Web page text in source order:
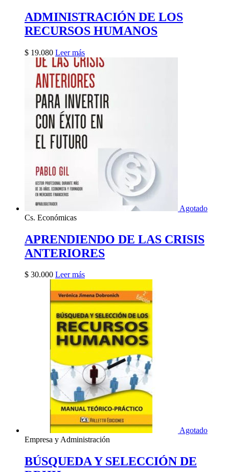
ADMINISTRACIÓN DE LOS
RECURSOS HUMANOS
$ 19.080 Leer más
Agotado
Cs. Económicas
APRENDIENDO DE LAS CRISIS
ANTERIORES
$ 30.000 Leer más
Agotado
Empresa y Administración
BÚSQUEDA Y SELECCIÓN DE